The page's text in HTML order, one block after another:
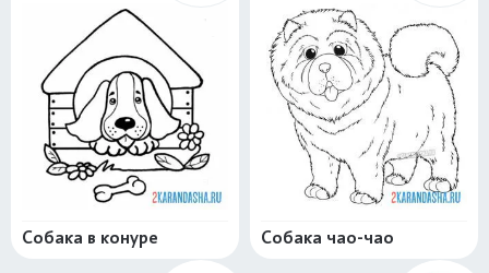
Собака в конуре Собака чао-чао